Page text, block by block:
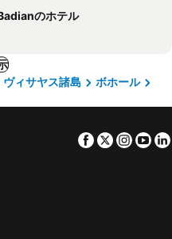
のホテル
ヴィサヤス諸島
ボホール
Facebook
Twitter